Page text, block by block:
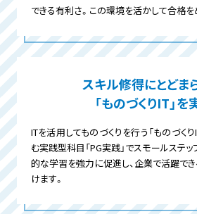
できる有利さ。この環境を活かして合格を
スキル修得にとどま
「ものづくりIT」を
ITを活用してものづくりを行う「ものづく
む実践型科目「PG実践」でスモールステ
的な学習を強力に促進し、企業で活躍でき
けます。